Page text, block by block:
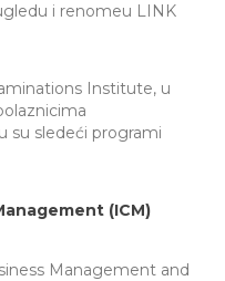
i renomeu LINK
Institute, u
su sledeći programi
(ICM)
Management and